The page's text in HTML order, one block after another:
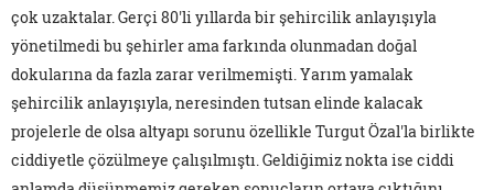
çok uzaktalar. Gerçi 80'li yıllarda bir şehircilik anlayışıyla
yönetilmedi bu şehirler ama farkında olunmadan doğal
dokularına da fazla zarar verilmemişti. Yarım yamalak
şehircilik anlayışıyla, neresinden tutsan elinde kalacak
projelerle de olsa altyapı sorunu özellikle Turgut Özal'la birlikte
ciddiyetle çözülmeye çalışılmıştı. Geldiğimiz nokta ise ciddi